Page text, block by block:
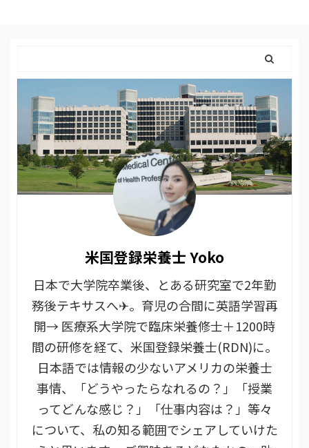
米国登録栄養士 Yoko
日本で大学院卒業後、とある研究室で2年勤
務後テキサスへ✈。育児の合間に英語学習再
開→ 医療系大学院で臨床栄養修士＋1200時
間の研修を経て、米国登録栄養士(RDN)に。
日本語では情報の少ないアメリカの栄養士
事情、「どうやったらなれるの？」「授業
ってどんな感じ？」「仕事内容は？」等々
について、私の知る範囲でシェアしていけた